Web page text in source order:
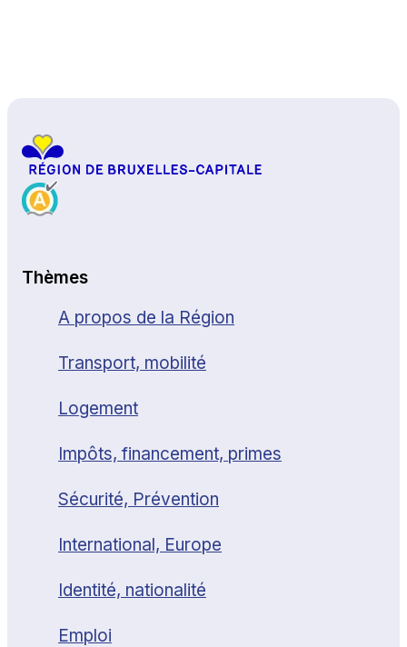
Thèmes
A propos de la Région
Transport, mobilité
Logement
Impôts, financement, primes
Sécurité, Prévention
International, Europe
Identité, nationalité
Emploi